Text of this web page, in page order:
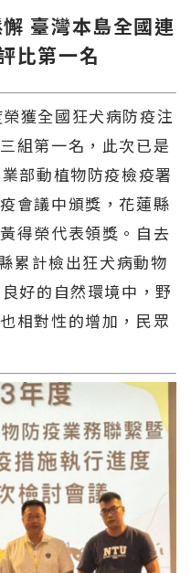
臺灣本島全國連
比第一名
獲全國狂犬病防疫注
組第一名，此次已是
部動植物防疫檢疫署
會議中頒獎，花蓮縣
得榮代表領獎。自去
累計檢出狂犬病動物
好的自然環境中，野
相對性的增加，民眾